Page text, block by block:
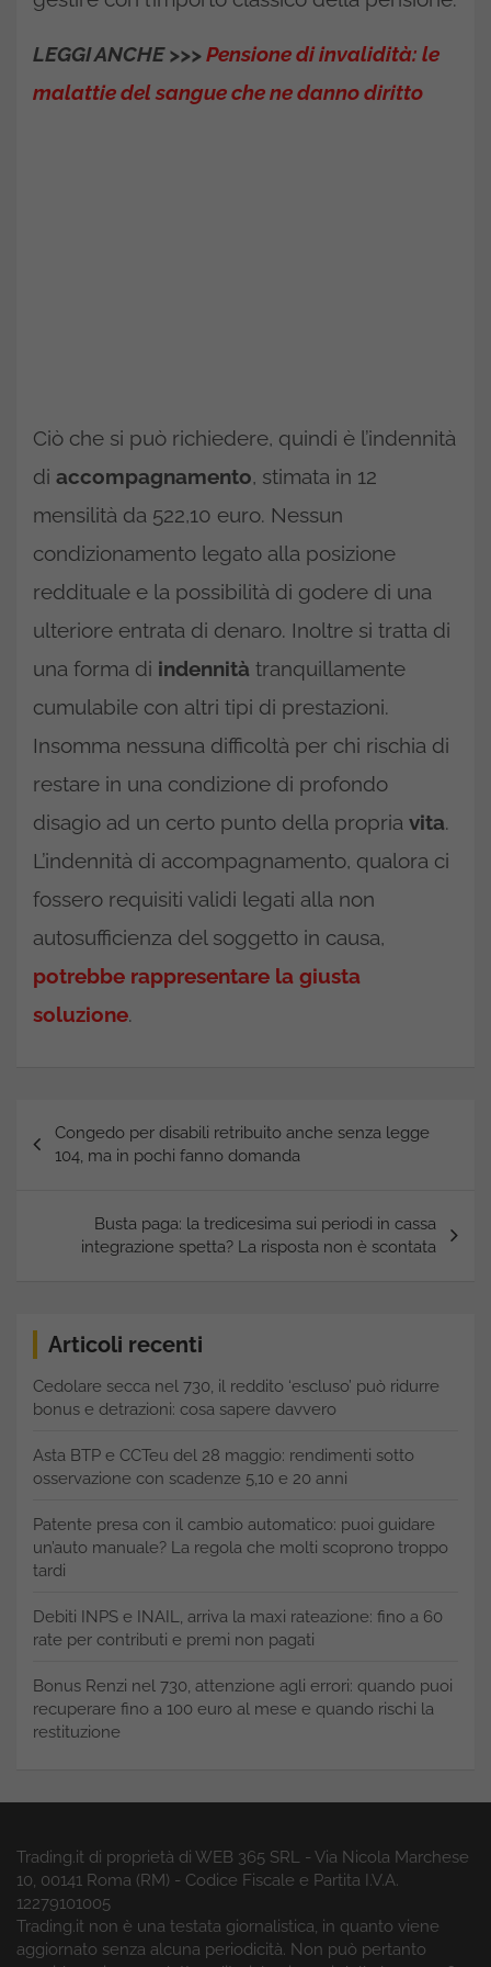
LEGGI ANCHE >>>Pensione di invalidità: le
malattie del sangue che ne danno diritto
Ciò che si può richiedere, quindi è l’indennità
di accompagnamento, stimata in 12
mensilità da 522,10 euro. Nessun
condizionamento legato alla posizione
reddituale e la possibilità di godere di una
ulteriore entrata di denaro. Inoltre si tratta di
una forma di indennità tranquillamente
cumulabile con altri tipi di prestazioni.
Insomma nessuna difficoltà per chi rischia di
restare in una condizione di profondo
disagio ad un certo punto della propria vita.
L’indennità di accompagnamento, qualora ci
fossero requisiti validi legati alla non
autosufficienza del soggetto in causa,
potrebbe rappresentare la giusta
soluzione.
articoli
Congedo per disabili retribuito anche senza legge
104, ma in pochi fanno domanda
Busta paga: la tredicesima sui periodi in cassa
integrazione spetta? La risposta non è scontata
Articoli recenti
Cedolare secca nel 730, il reddito ‘escluso’ può ridurre
bonus e detrazioni: cosa sapere davvero
Asta BTP e CCTeu del 28 maggio: rendimenti sotto
osservazione con scadenze 5,10 e 20 anni
Patente presa con il cambio automatico: puoi guidare
un’auto manuale? La regola che molti scoprono troppo
tardi
Debiti INPS e INAIL, arriva la maxi rateazione: fino a 60
rate per contributi e premi non pagati
Bonus Renzi nel 730, attenzione agli errori: quando puoi
recuperare fino a 100 euro al mese e quando rischi la
restituzione
Trading.it di proprietà di WEB 365 SRL - Via Nicola Marchese
10, 00141 Roma (RM) - Codice Fiscale e Partita I.V.A.
12279101005
Trading.it non è una testata giornalistica, in quanto viene
aggiornato senza alcuna periodicità. Non può pertanto